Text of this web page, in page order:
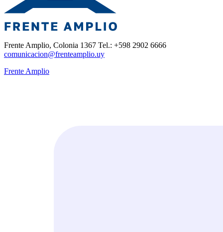
Frente Amplio, Colonia 1367 Tel.: +598 2902 6666
comunicacion@frenteamplio.uy
Frente Amplio